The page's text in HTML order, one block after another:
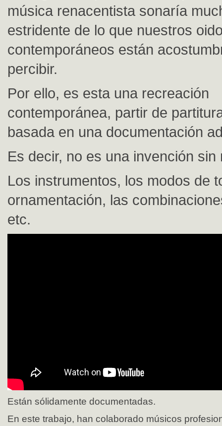
música renacentista sonaría
estridente de lo que nuestros
contemporáneos están
percibir.
Por ello, es esta una recreación
contemporánea, partir de
basada en una documentación
Es decir, no es una invención sin
Los instrumentos, los modos de
ornamentación, las
etc.
Están sólidamente documentadas.
En este trabajo, han colaborado músicos